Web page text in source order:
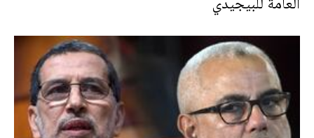
العامة للبيجيدي